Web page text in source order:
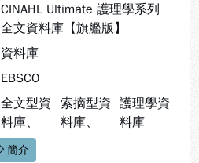
CINAHL Ultimate 護理學系列
全文資料庫【旗艦版】
資料庫
EBSCO
全文型資
料庫、
索摘型資
料庫、
護理學資
料庫
簡介